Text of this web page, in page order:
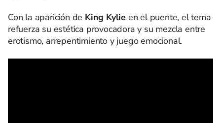
Con la aparición de King Kylie en el puente, el tema
refuerza su estética provocadora y su mezcla entre
erotismo, arrepentimiento y juego emocional.